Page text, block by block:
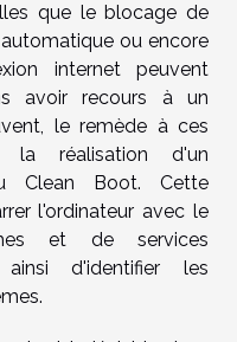
que le blocage de
ou encore
internet peuvent
avoir recours à un
le remède à ces
la réalisation d'un
Clean Boot. Cette
l'ordinateur avec le
et de services
ainsi d'identifier les